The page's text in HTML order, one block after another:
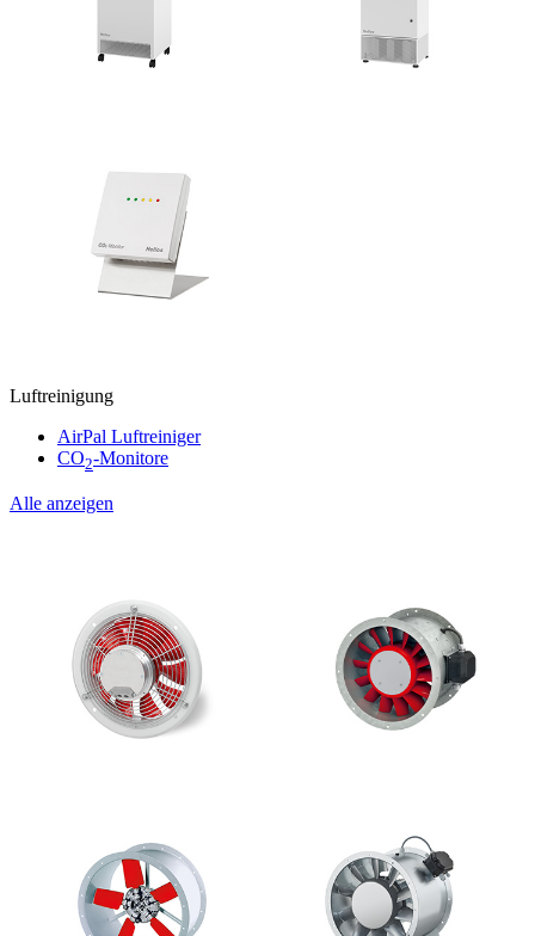
Luftreinigung
AirPal Luftreiniger
CO2-Monitore
Alle anzeigen